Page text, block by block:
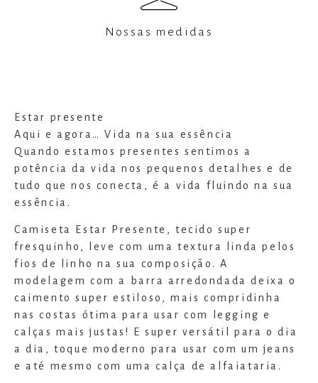
Nossas medidas
Estar presente
Aqui e agora… Vida na sua essência
Quando estamos presentes sentimos a
potência da vida nos pequenos detalhes e de
tudo que nos conecta, é a vida fluindo na sua
essência.
Camiseta Estar Presente, tecido super
fresquinho, leve com uma textura linda pelos
fios de linho na sua composição. A
modelagem com a barra arredondada deixa o
caimento super estiloso, mais compridinha
nas costas ótima para usar com legging e
calças mais justas! E super versátil para o dia
a dia, toque moderno para usar com um jeans
e até mesmo com uma calça de alfaiataria.